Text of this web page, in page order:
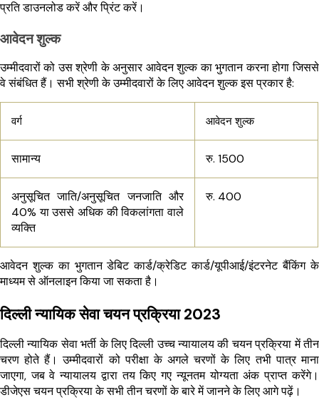
प्रति डाउनलोड करें और प्रिंट करें।
आवेदन शुल्क
उम्मीदवारों को उस श्रेणी के अनुसार आवेदन शुल्क का भुगतान करना होगा जिससे
वे संबंधित हैं। सभी श्रेणी के उम्मीदवारों के लिए आवेदन शुल्क इस प्रकार है:
वर्ग आवेदन शुल्क
सामान्य रु. 1500
अनुसूचित जाति/अनुसूचित जनजाति और
40% या उससे अधिक की विकलांगता वाले
व्यक्ति
रु. 400
आवेदन शुल्क का भुगतान डेबिट कार्ड/क्रेडिट कार्ड/यूपीआई/इंटरनेट बैंकिंग के
माध्यम से ऑनलाइन किया जा सकता है।
दिल्ली न्यायिक सेवा चयन प्रक्रिया 2023
दिल्ली न्यायिक सेवा भर्ती के लिए दिल्ली उच्च न्यायालय की चयन प्रक्रिया में तीन
चरण होते हैं। उम्मीदवारों को परीक्षा के अगले चरणों के लिए तभी पात्र माना
जाएगा, जब वे न्यायालय द्वारा तय किए गए न्यूनतम योग्यता अंक प्राप्त करेंगे।
डीजेएस चयन प्रक्रिया के सभी तीन चरणों के बारे में जानने के लिए आगे पढ़ें।